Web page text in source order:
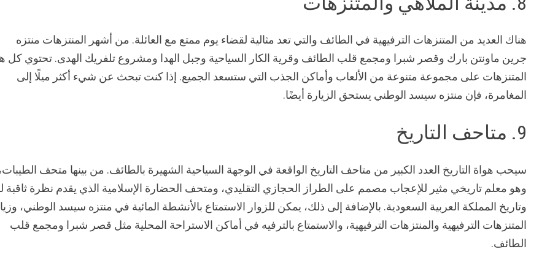
هناك العديد من المتنزهات الترفيهية في الطائف والتي تعد مثالية لقضاء يوم ممتع مع العائلة. من أشهر المنتزهات منتزه
جرين ماونتن بارك وقصر شبرا ومجمع قلب الطائف وقرية الكار السياحية وجبل الهدا ومشروع تلفريك الهدى. تحتوي كل
المتنزهات على مجموعة متنوعة من الألعاب وأماكن الجذب التي ستسعد الجميع. إذا كنت تبحث عن شيء أكثر ميلًا إلى
المغامرة، فإن منتزه سيسد الوطني يستحق الزيارة أيضًا.
9. متاحف التاريخ
سيحب هواة التاريخ العدد الكبير من متاحف التاريخ الواقعة في الوجهة السياحية الشهيرة بالطائف. من بينها متحف الطيبات،
وهو معلم تاريخي مثير للإعجاب مصمم على الطراز الحجازي التقليدي، ومتحف الحضارة الإسلامية الذي يقدم نظرة ثاقبة
وتاريخ المملكة العربية السعودية. بالإضافة إلى ذلك، يمكن للزوار الاستمتاع بالأنشطة المائية في منتزه سيسد الوطني،
المتنزهات الترفيهية والمنتزهات الترفيهية، والاستمتاع بالترفيه في أماكن الاستراحة المحلية مثل قصر شبرا ومجمع قلب
الطائف.